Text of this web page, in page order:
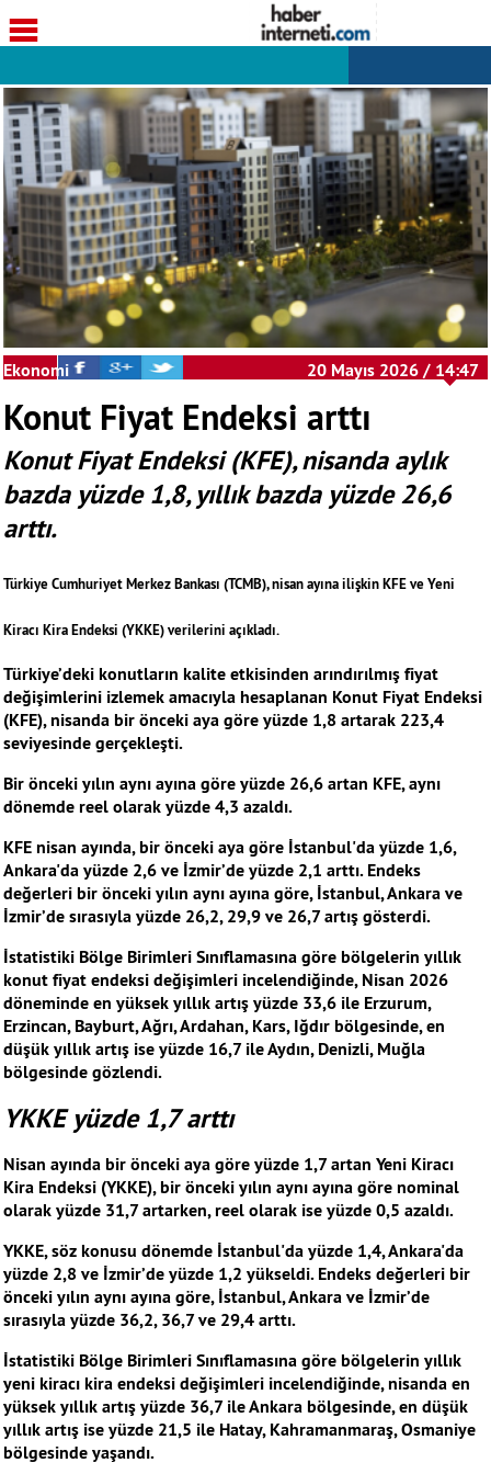
Ekonomi 20 Mayıs 2026 / 14:47
Konut Fiyat Endeksi arttı
Konut Fiyat Endeksi (KFE), nisanda aylık
bazda yüzde 1,8, yıllık bazda yüzde 26,6
arttı.
Türkiye Cumhuriyet Merkez Bankası (TCMB), nisan ayına ilişkin KFE ve Yeni
Kiracı Kira Endeksi (YKKE) verilerini açıkladı.
Türkiye’deki konutların kalite etkisinden arındırılmış fiyat
değişimlerini izlemek amacıyla hesaplanan Konut Fiyat Endeksi
(KFE), nisanda bir önceki aya göre yüzde 1,8 artarak 223,4
seviyesinde gerçekleşti.
Bir önceki yılın aynı ayına göre yüzde 26,6 artan KFE, aynı
dönemde reel olarak yüzde 4,3 azaldı.
KFE nisan ayında, bir önceki aya göre İstanbul'da yüzde 1,6,
Ankara'da yüzde 2,6 ve İzmir’de yüzde 2,1 arttı. Endeks
değerleri bir önceki yılın aynı ayına göre, İstanbul, Ankara ve
İzmir’de sırasıyla yüzde 26,2, 29,9 ve 26,7 artış gösterdi.
İstatistiki Bölge Birimleri Sınıflamasına göre bölgelerin yıllık
konut fiyat endeksi değişimleri incelendiğinde, Nisan 2026
döneminde en yüksek yıllık artış yüzde 33,6 ile Erzurum,
Erzincan, Bayburt, Ağrı, Ardahan, Kars, Iğdır bölgesinde, en
düşük yıllık artış ise yüzde 16,7 ile Aydın, Denizli, Muğla
bölgesinde gözlendi.
YKKE yüzde 1,7 arttı
Nisan ayında bir önceki aya göre yüzde 1,7 artan Yeni Kiracı
Kira Endeksi (YKKE), bir önceki yılın aynı ayına göre nominal
olarak yüzde 31,7 artarken, reel olarak ise yüzde 0,5 azaldı.
YKKE, söz konusu dönemde İstanbul'da yüzde 1,4, Ankara'da
yüzde 2,8 ve İzmir’de yüzde 1,2 yükseldi. Endeks değerleri bir
önceki yılın aynı ayına göre, İstanbul, Ankara ve İzmir’de
sırasıyla yüzde 36,2, 36,7 ve 29,4 arttı.
İstatistiki Bölge Birimleri Sınıflamasına göre bölgelerin yıllık
yeni kiracı kira endeksi değişimleri incelendiğinde, nisanda en
yüksek yıllık artış yüzde 36,7 ile Ankara bölgesinde, en düşük
yıllık artış ise yüzde 21,5 ile Hatay, Kahramanmaraş, Osmaniye
bölgesinde yaşandı.